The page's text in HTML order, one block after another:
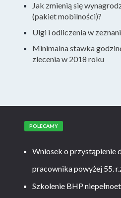
Jak zmienią się
(pakiet mobilności)?
Ulgi i odliczenia w
Minimalna stawka
zlecenia w 2018 roku
POLECAMY
Wniosek o przystąpienie
pracownika powyżej 55.
Szkolenie BHP